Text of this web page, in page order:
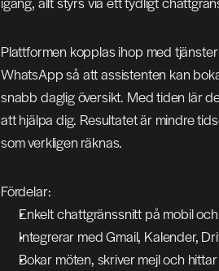
Plattformen kopplas ihop med
WhatsApp så att assistenten kan
snabb daglig översikt. Med tiden lär
att hjälpa dig. Resultatet är mindre
som verkligen räknas.
Fördelar:
Enkelt chattgränssnitt på mobil
Integrerar med Gmail, Kalender,
Bokar möten, skriver mejl och